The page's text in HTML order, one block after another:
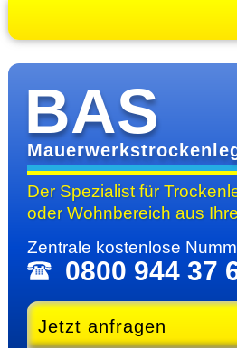
BAS
Der Spezialist für
oder Wohn­bereichaus
Zentrale kosten­lose
0800 944 37
Jetzt anfragen